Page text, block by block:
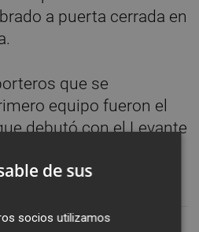
a puerta cerrada en
que se
equipo fueron el
debutó con el Levante
los 17 años, y el
Cuñat.
de sus
socios utilizamos